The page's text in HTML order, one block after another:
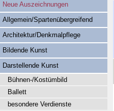
Neue Auszeichnungen
Allgemein/Spartenübergreifend
Architektur/Denkmalpflege
Bildende Kunst
Darstellende Kunst
Bühnen-/Kostümbild
Ballett
besondere Verdienste